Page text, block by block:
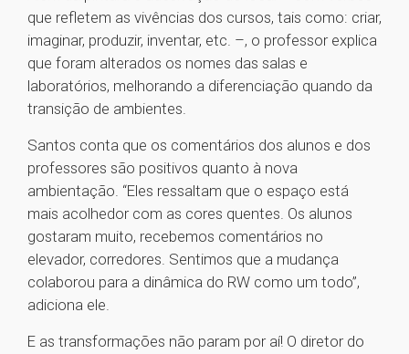
que refletem as vivências dos cursos, tais como: criar,
imaginar, produzir, inventar, etc. –, o professor explica
que foram alterados os nomes das salas e
laboratórios, melhorando a diferenciação quando da
transição de ambientes.
Santos conta que os comentários dos alunos e dos
professores são positivos quanto à nova
ambientação. “Eles ressaltam que o espaço está
mais acolhedor com as cores quentes. Os alunos
gostaram muito, recebemos comentários no
elevador, corredores. Sentimos que a mudança
colaborou para a dinâmica do RW como um todo”,
adiciona ele.
E as transformações não param por aí! O diretor do